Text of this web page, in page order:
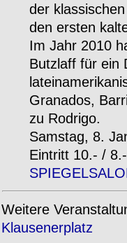
der
den ersten
Im Jahr 2010
Butzlaff für ein
Granados,
zu Rodrigo.
Samstag, 8.
Eintritt 10.- /
Weitere
Klausenerplatz